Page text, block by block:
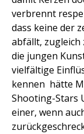
verbrennt
dass keine der
abfällt, zugleich
die jungen
vielfältige
kennen  hätte
Shooting-Stars
einer, wenn